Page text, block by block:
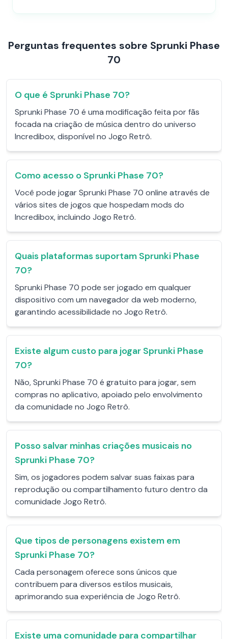
Perguntas frequentes sobre Sprunki Phase
70
O que é Sprunki Phase 70?
Sprunki Phase 70 é uma modificação feita por fãs
focada na criação de música dentro do universo
Incredibox, disponível no Jogo Retrô.
Como acesso o Sprunki Phase 70?
Você pode jogar Sprunki Phase 70 online através de
vários sites de jogos que hospedam mods do
Incredibox, incluindo Jogo Retrô.
Quais plataformas suportam Sprunki Phase
70?
Sprunki Phase 70 pode ser jogado em qualquer
dispositivo com um navegador da web moderno,
garantindo acessibilidade no Jogo Retrô.
Existe algum custo para jogar Sprunki Phase
70?
Não, Sprunki Phase 70 é gratuito para jogar, sem
compras no aplicativo, apoiado pelo envolvimento
da comunidade no Jogo Retrô.
Posso salvar minhas criações musicais no
Sprunki Phase 70?
Sim, os jogadores podem salvar suas faixas para
reprodução ou compartilhamento futuro dentro da
comunidade Jogo Retrô.
Que tipos de personagens existem em
Sprunki Phase 70?
Cada personagem oferece sons únicos que
contribuem para diversos estilos musicais,
aprimorando sua experiência de Jogo Retrô.
Existe uma comunidade para compartilhar